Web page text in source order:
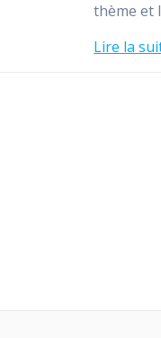
thème et
Lire la